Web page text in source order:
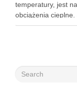
temperatury, jest
obciążenia
jego trwałości jest